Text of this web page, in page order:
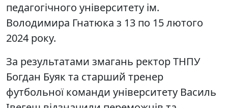
педагогічного університету ім.
Володимира Гнатюка з 13 по 15 лютого
2024 року.
За результатами змагань ректор ТНПУ
Богдан Буяк та старший тренер
футбольної команди університету Василь